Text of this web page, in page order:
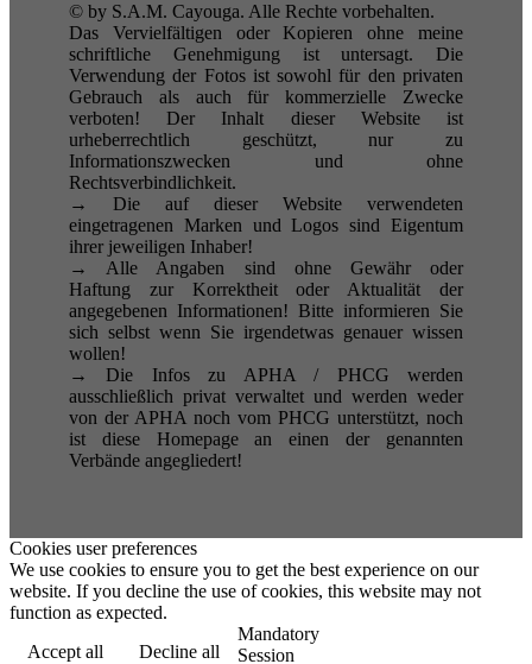
© by S.A.M. Cayouga. Alle Rechte vorbehalten.
Das Vervielfältigen oder Kopieren ohne meine
schriftliche Genehmigung ist untersagt. Die
Verwendung der Fotos ist sowohl für den privaten
Gebrauch als auch für kommerzielle Zwecke
verboten! Der Inhalt dieser Website ist
urheberrechtlich geschützt, nur zu
Informationszwecken und ohne
Rechtsverbindlichkeit.
→ Die auf dieser Website verwendeten
eingetragenen Marken und Logos sind Eigentum
ihrer jeweiligen Inhaber!
→ Alle Angaben sind ohne Gewähr oder
Haftung zur Korrektheit oder Aktualität der
angegebenen Informationen! Bitte informieren Sie
sich selbst wenn Sie irgendetwas genauer wissen
wollen!
→ Die Infos zu APHA / PHCG werden
ausschließlich privat verwaltet und werden weder
von der APHA noch vom PHCG unterstützt, noch
ist diese Homepage an einen der genannten
Verbände angegliedert!
Cookies user preferences
We use cookies to ensure you to get the best experience on our
website. If you decline the use of cookies, this website may not
function as expected.
Accept all
Decline all
Mandatory
Session